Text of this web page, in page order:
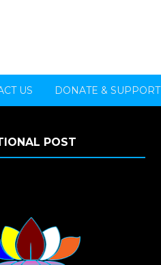
US DONATE & SUPPORT
POST